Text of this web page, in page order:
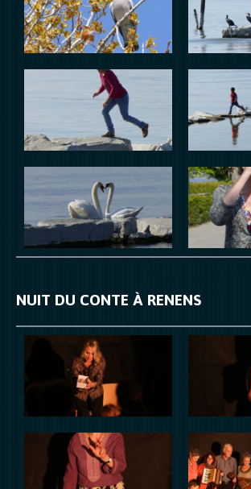
NUIT DU CONTE À RENENS